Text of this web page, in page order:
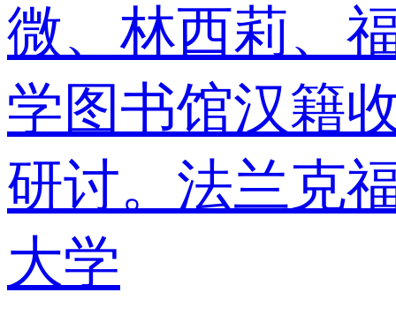
微、林西莉、
学图书馆汉籍
研讨。法兰克
大学